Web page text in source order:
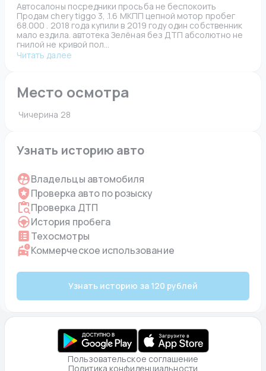
Автосалоны посредники просьба не беспокоить
Продам chery tiggo 3, .1.6 МКПП цепной мотор пробег
68.000 . 2018 года купили в 2019 году один собственник
мало ездила. автотека Зелёная без ДТП абсолютно не
гнилой не кривой пол...
Читать далее
Место осмотра
Чичерина 28
Узнать историю авто
Владельцы автомобиля
Проверка авто по розыску
Проверка ДТП
История пробега
Техосмотры
Коммерческое использование
Узнать историю за 120 рублей
Пользовательское соглашение
Политика конфиденциальности